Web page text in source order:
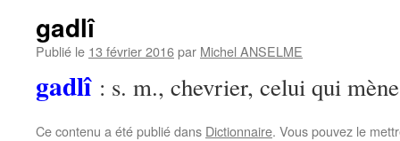
gadlî
Publié le 13 février 2016par Michel ANSELME
gadlî: s. m., chevrier, celui qui
Ce contenu a été publié dans Dictionnaire. Vous pouvez le